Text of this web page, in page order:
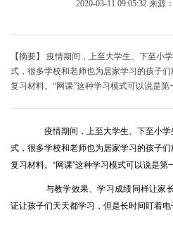
2020-03-11 09:05:32 来源
【摘要】 疫情期间，上至大学生、下至小
式，很多学校和老师也为居家学习的孩子
复习材料。“网课”这种学习模式可以说是
疫情期间，上至大学生、下至小学
式，很多学校和老师也为居家学习的孩子
复习材料。“网课”这种学习模式可以说是第
与教学效果、学习成绩同样让家
证让孩子们天天都学习，但是长时间盯着